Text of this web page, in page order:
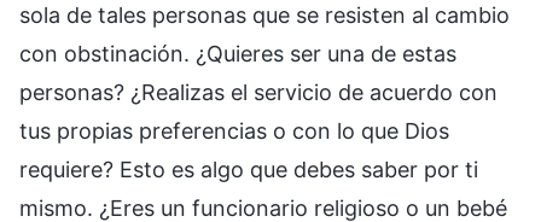
sola de tales personas que se resisten al cambio
con obstinación. ¿Quieres ser una de estas
personas? ¿Realizas el servicio de acuerdo con
tus propias preferencias o con lo que Dios
requiere? Esto es algo que debes saber por ti
mismo. ¿Eres un funcionario religioso o un bebé